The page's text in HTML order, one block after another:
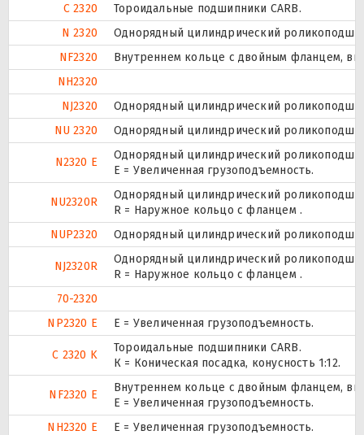
C 2320
Тороидальные подшипники CARB.
N 2320
Однорядный цилиндрический
NF2320
Внутреннем кольце с двойным фланцем,
NH2320
NJ2320
Однорядный цилиндрический
NU 2320
Однорядный цилиндрический
N2320 E
Однорядный цилиндрический
Е = Увеличенная грузоподъемность.
NU2320R
Однорядный цилиндрический
R = Наружное кольцо с фланцем .
NUP2320
Однорядный цилиндрический
NJ2320R
Однорядный цилиндрический
R = Наружное кольцо с фланцем .
70-2320
NP2320 E
Е = Увеличенная грузоподъемность.
C 2320 K
Тороидальные подшипники CARB.
К = Коническая посадка, конусность 1:12.
NF2320 E
Внутреннем кольце с двойным фланцем,
Е = Увеличенная грузоподъемность.
NH2320 E
Е = Увеличенная грузоподъемность.